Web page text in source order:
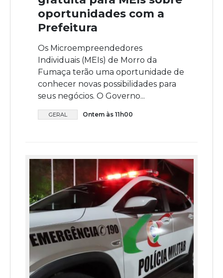
oportunidades com a
Prefeitura
Os Microempreendedores
Individuais (MEIs) de Morro da
Fumaça terão uma oportunidade de
conhecer novas possibilidades para
seus negócios. O Governo...
GERAL Ontem às 11h00